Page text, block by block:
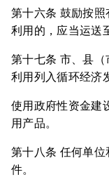
第十六条 鼓励按
利用的，应当运送
第十七条 市、县
利用列入循环经济
使用政府性资金建
用产品。
第十八条 任何单
件。